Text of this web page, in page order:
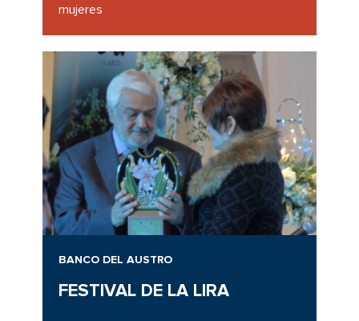
mujeres
BANCO DEL AUSTRO
FESTIVAL DE LA LIRA